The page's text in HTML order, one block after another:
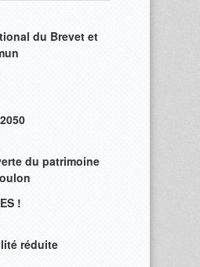
du Brevet et
du patrimoine
!
réduite